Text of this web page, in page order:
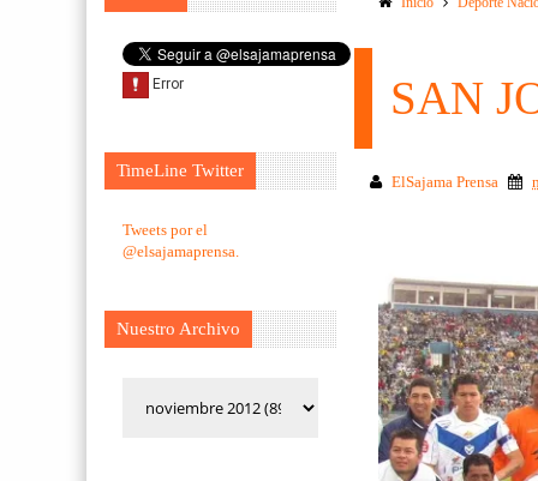
TimeLine Twitter
Tweets por el
@elsajamaprensa.
Nuestro Archivo
SAN
ElSajama Prensa